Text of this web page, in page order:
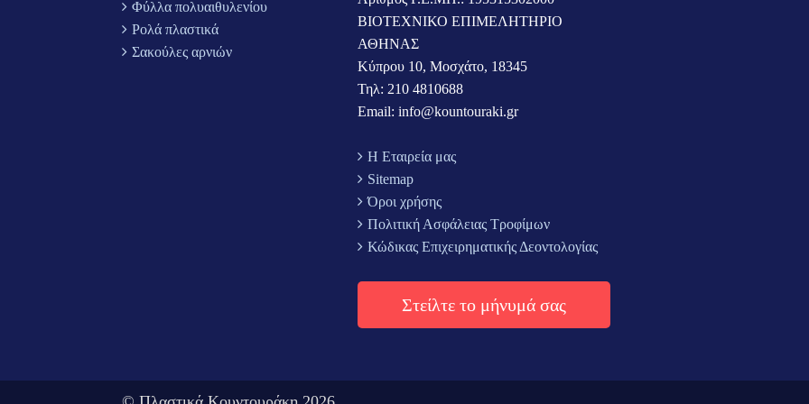
Φύλλα πολυαιθυλενίου
Ρολά πλαστικά
Σακούλες αρνιών
ΒΙΟΤΕΧΝΙΚΟ ΕΠΙΜΕΛΗΤΗΡΙΟ
ΑΘΗΝΑΣ
Κύπρου 10, Μοσχάτο, 18345
Τηλ: 210 4810688
Email: info@kountouraki.gr
Η Εταιρεία μας
Sitemap
Όροι χρήσης
Πολιτική Ασφάλειας Τροφίμων
Κώδικας Επιχειρηματικής Δεοντολογίας
Στείλτε το μήνυμά σας